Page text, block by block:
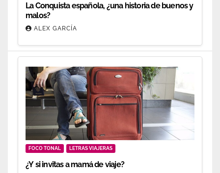
La Conquista española, ¿una historia de buenos y
malos?
ALEX GARCÍA
FOCO TONAL LETRAS VIAJERAS
¿Y si invitas a mamá de viaje?